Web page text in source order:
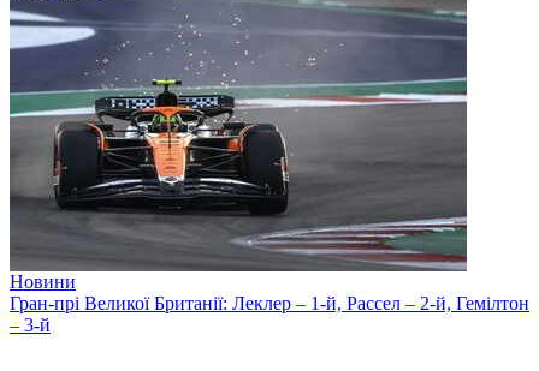
Новини
Гран-прі Великої Британії: Леклер – 1-й, Рассел – 2-й, Гемілтон
– 3-й